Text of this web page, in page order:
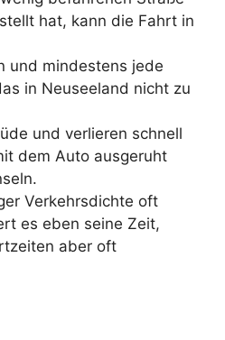
hat, kann die Fahrt in
und mindestens jede
in Neuseeland nicht zu
und verlieren schnell
dem Auto ausgeruht
Verkehrsdichte oft
es eben seine Zeit,
aber oft